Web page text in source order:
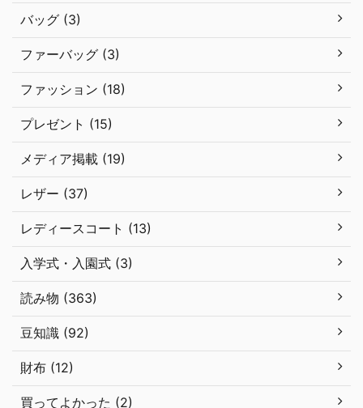
バッグ (3)
ファーバッグ (3)
ファッション (18)
プレゼント (15)
メディア掲載 (19)
レザー (37)
レディースコート (13)
入学式・入園式 (3)
読み物 (363)
豆知識 (92)
財布 (12)
買ってよかった (2)